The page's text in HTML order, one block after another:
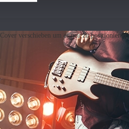
Cover verschieben um es neu zu positionieren.